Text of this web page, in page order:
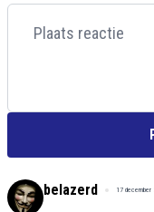
belazerd 17